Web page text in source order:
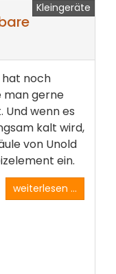
Kleingeräte
noch
man gerne
wenn es
kalt wird,
von Unold
ein.
weiterlesen ...